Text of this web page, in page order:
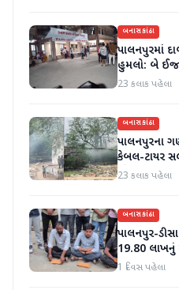
બનાસકાંઠા
પાલનપુરમાં
હુમલો: બે
કાર્યવાહીની માંગ
23 કલાક પહેલા
બનાસકાંઠા
પાલનપુરના
કેબલ-ટાયર
પરેશાન
23 કલાક પહેલા
બનાસકાંઠા
પાલનપુર-
19.80 લાખનું
1 દિવસ પહેલા